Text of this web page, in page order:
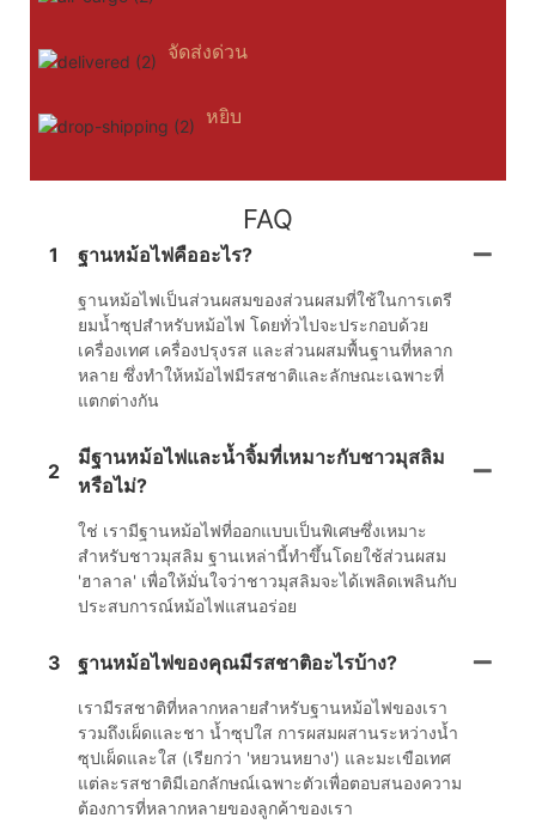
จัดส่งด่วน
หยิบ
FAQ
1 ฐานหม้อไฟคืออะไร?
ฐานหม้อไฟเป็นส่วนผสมของส่วนผสมที่ใช้ในการเตรี
ยมน้ำซุปสำหรับหม้อไฟ โดยทั่วไปจะประกอบด้วย
เครื่องเทศ เครื่องปรุงรส และส่วนผสมพื้นฐานที่หลาก
หลาย ซึ่งทำให้หม้อไฟมีรสชาติและลักษณะเฉพาะที่
แตกต่างกัน
2
มีฐานหม้อไฟและน้ำจิ้มที่เหมาะกับชาวมุสลิม
หรือไม่?
ใช่ เรามีฐานหม้อไฟที่ออกแบบเป็นพิเศษซึ่งเหมาะ
สำหรับชาวมุสลิม ฐานเหล่านี้ทำขึ้นโดยใช้ส่วนผสม
'ฮาลาล' เพื่อให้มั่นใจว่าชาวมุสลิมจะได้เพลิดเพลินกับ
ประสบการณ์หม้อไฟแสนอร่อย
3 ฐานหม้อไฟของคุณมีรสชาติอะไรบ้าง?
เรามีรสชาติที่หลากหลายสำหรับฐานหม้อไฟของเรา
รวมถึงเผ็ดและชา น้ำซุปใส การผสมผสานระหว่างน้ำ
ซุปเผ็ดและใส (เรียกว่า 'หยวนหยาง') และมะเขือเทศ
แต่ละรสชาติมีเอกลักษณ์เฉพาะตัวเพื่อตอบสนองความ
ต้องการที่หลากหลายของลูกค้าของเรา